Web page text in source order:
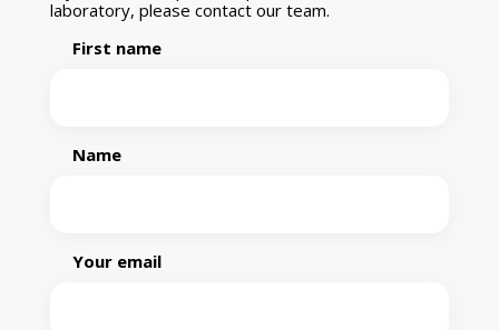
laboratory, please contact our team.
First name
Name
Your email